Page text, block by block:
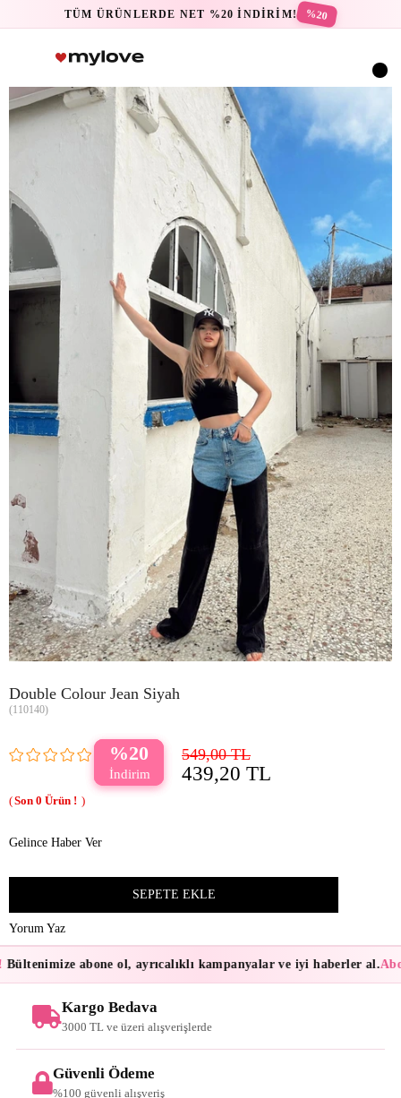
TÜM ÜRÜNLERDE NET %20 İNDİRİM! %20
Double Colour Jean Siyah
(110140)
20 549,00 TL
439,20 TL
0
Gelince Haber Ver
Yorum Yaz
Bültenimize abone ol, ayrıcalıklı kampanyalar ve iyi haberler al.
Kargo Bedava
3000 TL ve üzeri alışverişlerde
Güvenli Ödeme
%100 güvenli alışveriş